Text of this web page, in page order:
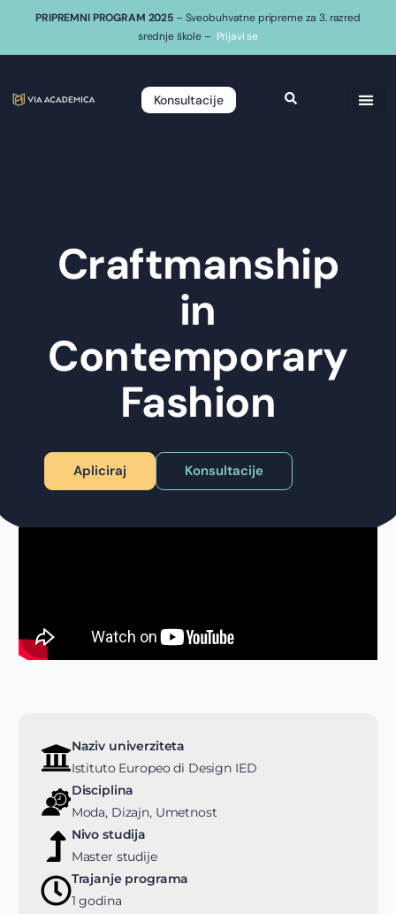
PRIPREMNI PROGRAM 2025 – Sveobuhvatne pripreme za 3. razred
srednje škole – Prijavi se
Konsultacije
Craftmanship
in
Contemporary
Fashion
Apliciraj Konsultacije
Naziv univerziteta
Istituto Europeo di Design IED
Disciplina
Moda, Dizajn, Umetnost
Nivo studija
Master studije
Trajanje programa
1 godina